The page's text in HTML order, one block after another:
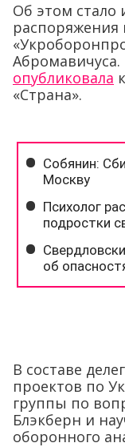
Об этом стало
распоряжения
опубликовала
«Страна».
В составе
проектов по
группы по
Блэкберн и
оборонного